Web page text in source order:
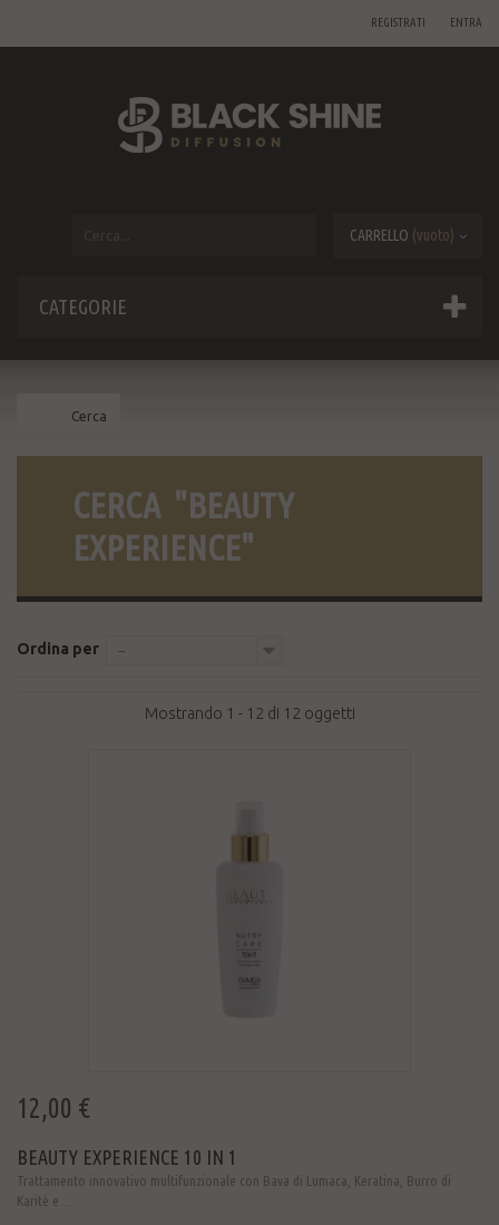
ENTRA
REGISTRATI
CARRELLO (vuoto)
CATEGORIE
Cerca
CERCA "BEAUTY
EXPERIENCE"
Ordina per --
Mostrando 1 - 12 di 12 oggetti
12,00 €
BEAUTY EXPERIENCE 10 IN 1
Trattamento innovativo multifunzionale con Bava di Lumaca, Keratina, Burro di
Karitè e ...